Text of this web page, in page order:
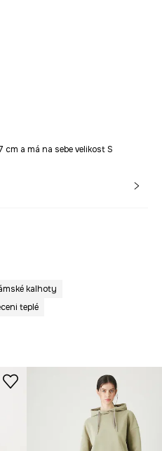
a má na sebe velikost S
kalhoty
teplé